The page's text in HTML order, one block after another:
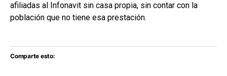
afiliadas al Infonavit sin casa propia, sin contar con la
población que no tiene esa prestación.
Comparte esto: